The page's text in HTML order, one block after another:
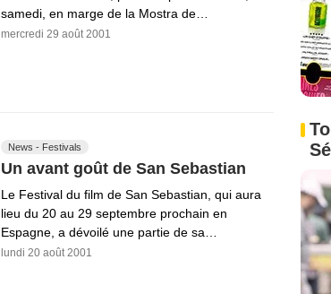
samedi, en marge de la Mostra de…
mercredi 29 août 2001
News - Festivals
Un avant goût de San Sebastian
Le Festival du film de San Sebastian, qui aura
lieu du 20 au 29 septembre prochain en
Espagne, a dévoilé une partie de sa…
lundi 20 août 2001